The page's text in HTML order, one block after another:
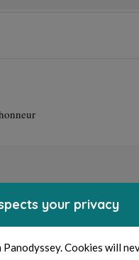
your privacy
Panodyssey. Cookies will